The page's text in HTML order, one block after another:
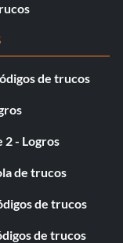
de trucos
- Logros
de trucos
de trucos
de trucos